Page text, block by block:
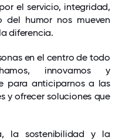
el servicio, integridad,
del humor nos mueven
diferencia.
en el centro de todo
innovamos y
para anticiparnos a las
y ofrecer soluciones que
la sostenibilidad y la